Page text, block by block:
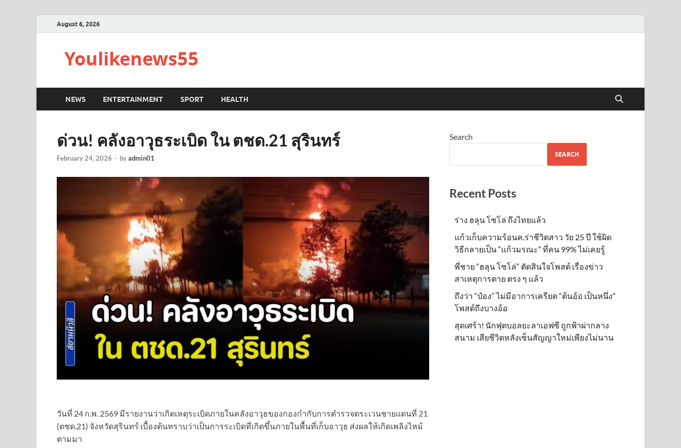
August 6, 2026
Youlikenews55
NEWS ENTERTAINMENT SPORT HEALTH
ด่วน! คลังอาวุธระเบิด ใน ตชด.21 สุรินทร์
February 24, 2026 - byadmin01
วันที่ 24 ก.พ. 2569 มีรายงานว่าเกิดเหตุระเบิดภายในคลังอาวุธของกองกำกับการตำรวจตระเวนชายแดนที่ 21
(ตชด.21) จังหวัดสุรินทร์ เบื้องต้นทราบว่าเป็นการระเบิดที่เกิดขึ้นภายในพื้นที่เก็บอาวุธ ส่งผลให้เกิดเพลิงไหม้
ตามมา
Search
SEARCH
Recent Posts
ร่าง ฮลุน โซโล่ ถึงไทยแล้ว
แก้วเก็บความร้อนค.ร่าชีวิตสาว วัย 25 ปี ใช้ผิด
วิธีกลายเป็น “แก้วมรณะ” ที่คน 99% ไม่เคยรู้
พี่ชาย “ฮลุน โซโล่” ตัดสินใจโพสต์ เรื่องข่าว
สาเหตุการตาย ตรง ๆ แล้ว
ถึงว่า “ป๋อง” ไม่มีอาการเครียด “ต้นอ้อ เป็นหนึ่ง”
โพสต์ถึงบางอ้อ
สุดเศร้า! นักฟุตบอลยะลาเอฟซี ถูกฟ้าผ่ากลาง
สนาม เสียชีวิตหลังเซ็นสัญญาใหม่เพียงไม่นาน